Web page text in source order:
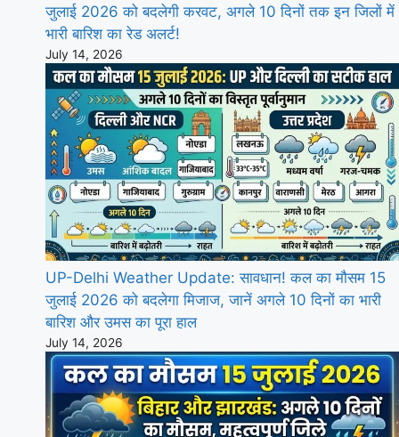
जुलाई 2026 को बदलेगी करवट, अगले 10 दिनों तक इन जिलों में
भारी बारिश का रेड अलर्ट!
July 14, 2026
UP-Delhi Weather Update: सावधान! कल का मौसम 15
जुलाई 2026 को बदलेगा मिजाज, जानें अगले 10 दिनों का भारी
बारिश और उमस का पूरा हाल
July 14, 2026